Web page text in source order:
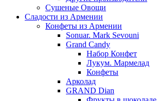
Сушеные Овощи
Сладости из Армении
Конфеты из Армении
Sonuar. Mark Sevouni
Grand Candy
Набор Конфет
Лукум. Мармелад
Конфеты
Арколад
GRAND Dian